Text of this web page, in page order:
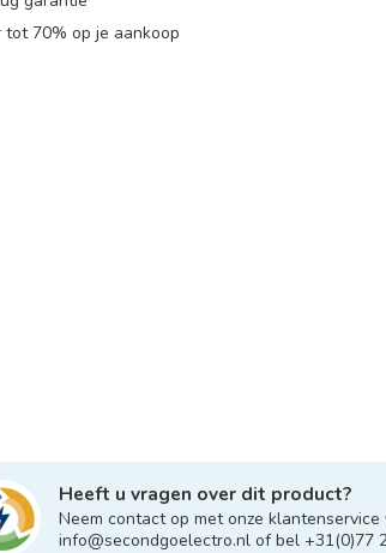
tot 70% op je aankoop
Heeft u vragen over dit product?
Neem contact op met onze klantenservice
info@secondgoelectro.nl of bel +31(0)77